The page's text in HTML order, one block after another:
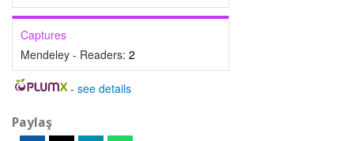
Captures
Mendeley - Readers: 2
- see details
Paylaş